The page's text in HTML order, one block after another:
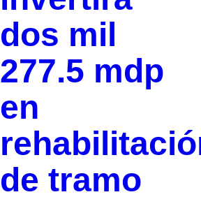
dos mil
277.5 mdp
en
de tramo